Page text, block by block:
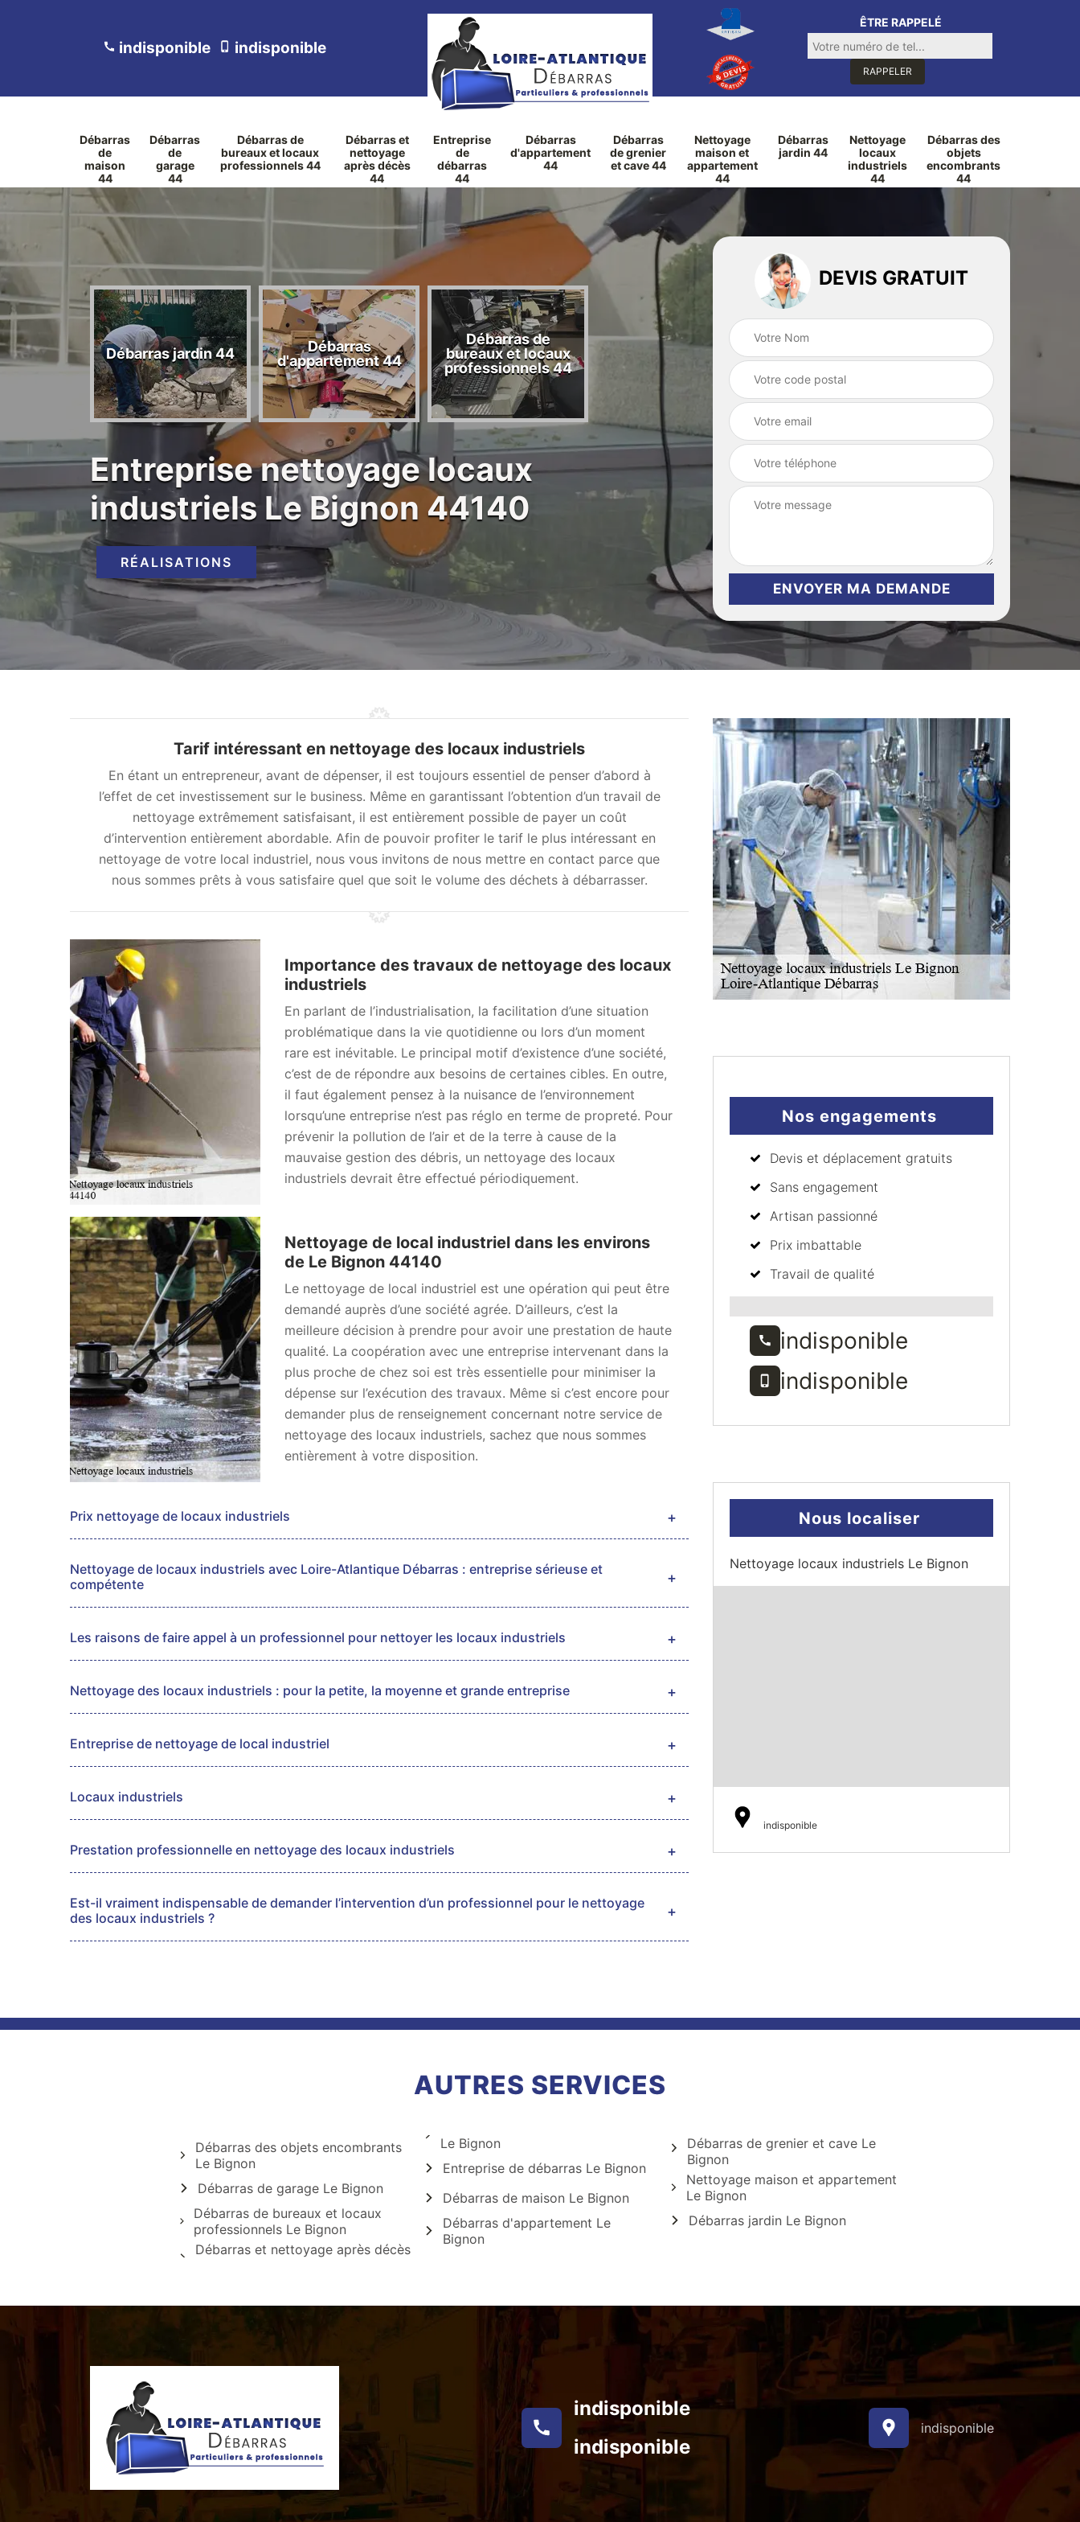
indisponible indisponible
ÊTRE RAPPELÉ
Débarras
de
maison
44
Débarras
de
garage
44
Débarras de
bureaux et locaux
professionnels 44
Débarras et
nettoyage
après décès
44
Entreprise
de
débarras
44
Débarras
d'appartement
44
Débarras
de grenier
et cave 44
Nettoyage
maison et
appartement
44
Débarras
jardin 44
Nettoyage
locaux
industriels
44
Débarras des
objets
encombrants
44
des
44
Débarras jardin 44
Débarras
d'appartement 44
Débarras de
bureaux et locaux
professionnels 44
Débarras de garage
Débarras de
grenier et cave 44
Débarras de
maison 44
Entreprise nettoyage locaux
industriels Le Bignon 44140
RÉALISATIONS
DEVIS GRATUIT
Tarif intéressant en nettoyage des locaux industriels
En étant un entrepreneur, avant de dépenser, il est toujours essentiel de penser d’abord à
l’effet de cet investissement sur le business. Même en garantissant l’obtention d’un travail de
nettoyage extrêmement satisfaisant, il est entièrement possible de payer un coût
d’intervention entièrement abordable. Afin de pouvoir profiter le tarif le plus intéressant en
nettoyage de votre local industriel, nous vous invitons de nous mettre en contact parce que
nous sommes prêts à vous satisfaire quel que soit le volume des déchets à débarrasser.
Importance des travaux de nettoyage des locaux
industriels
En parlant de l’industrialisation, la facilitation d’une situation
problématique dans la vie quotidienne ou lors d’un moment
rare est inévitable. Le principal motif d’existence d’une société,
c’est de de répondre aux besoins de certaines cibles. En outre,
il faut également pensez à la nuisance de l’environnement
lorsqu’une entreprise n’est pas réglo en terme de propreté. Pour
prévenir la pollution de l’air et de la terre à cause de la
mauvaise gestion des débris, un nettoyage des locaux
industriels devrait être effectué périodiquement.
Nettoyage de local industriel dans les environs
de Le Bignon 44140
Le nettoyage de local industriel est une opération qui peut être
demandé auprès d’une société agrée. D’ailleurs, c’est la
meilleure décision à prendre pour avoir une prestation de haute
qualité. La coopération avec une entreprise intervenant dans la
plus proche de chez soi est très essentielle pour minimiser la
dépense sur l’exécution des travaux. Même si c’est encore pour
demander plus de renseignement concernant notre service de
nettoyage des locaux industriels, sachez que nous sommes
entièrement à votre disposition.
Prix nettoyage de locaux industriels
Nettoyage de locaux industriels avec Loire-Atlantique Débarras : entreprise sérieuse et
compétente
Les raisons de faire appel à un professionnel pour nettoyer les locaux industriels
Nettoyage des locaux industriels : pour la petite, la moyenne et grande entreprise
Entreprise de nettoyage de local industriel
Locaux industriels
Prestation professionnelle en nettoyage des locaux industriels
Est-il vraiment indispensable de demander l’intervention d’un professionnel pour le nettoyage
des locaux industriels ?
Nos engagements
Devis et déplacement gratuits
Sans engagement
Artisan passionné
Prix imbattable
Travail de qualité
indisponible
indisponible
Nous localiser
Nettoyage locaux industriels Le Bignon
indisponible
AUTRES SERVICES
Débarras des objets encombrants
Le Bignon
Débarras de garage Le Bignon
Débarras de bureaux et locaux
professionnels Le Bignon
Débarras et nettoyage après décès
Le Bignon
Entreprise de débarras Le Bignon
Débarras de maison Le Bignon
Débarras d'appartement Le
Bignon
Débarras de grenier et cave Le
Bignon
Nettoyage maison et appartement
Le Bignon
Débarras jardin Le Bignon
indisponible
indisponible
indisponible